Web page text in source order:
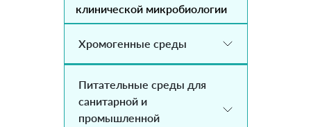
клинической микробиологии
Хромогенные среды
Питательные среды для
санитарной и
промышленной